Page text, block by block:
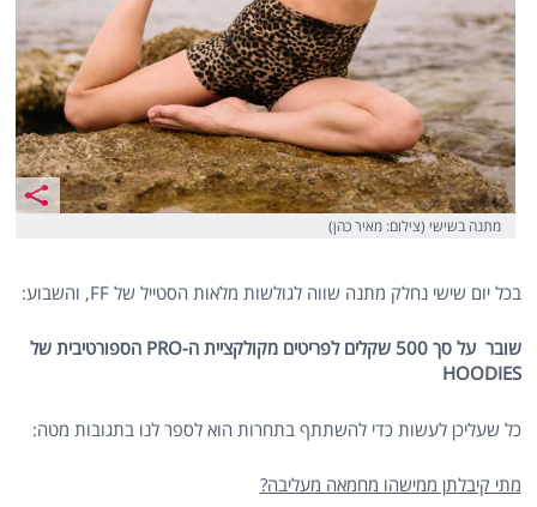
מתנה בשישי (צילום: מאיר כהן)
בכל יום שישי נחלק מתנה שווה לגולשות מלאות הסטייל של FF, והשבוע:
שובר על סך 500 שקלים לפריטים מקולקציית ה-PRO הספורטיבית של
HOODIES
כל שעליכן לעשות כדי להשתתף בתחרות הוא לספר לנו בתגובות מטה:
מתי קיבלתן ממישהו מחמאה מעליבה?